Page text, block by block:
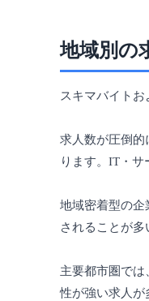
地域別の
スキマバイトお
求人数が圧倒的
ります。IT・サ
地域密着型の企
されることが
主要都市圏で
性が強い求人が